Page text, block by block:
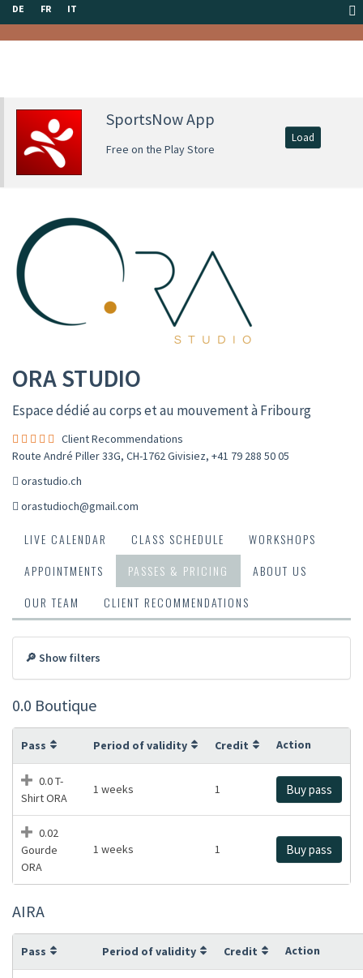
DE FR IT
SportsNow App
Free on the Play Store
Load
ORA STUDIO
Espace dédié au corps et au mouvement à Fribourg
Client Recommendations
Route André Piller 33G, CH-1762 Givisiez, +41 79 288 50 05
orastudio.ch
orastudioch@gmail.com
LIVE CALENDAR CLASS SCHEDULE
WORKSHOPS
APPOINTMENTS
PASSES & PRICING
ABOUT US
OUR TEAM
CLIENT RECOMMENDATIONS
🔎 Show filters
0.0 Boutique
Pass Period of validity Credit Action
0.0 T-
Shirt ORA
1 weeks 1 Buy pass
0.02
Gourde
ORA
1 weeks 1 Buy pass
AIRA
Pass Period of validity Credit Action